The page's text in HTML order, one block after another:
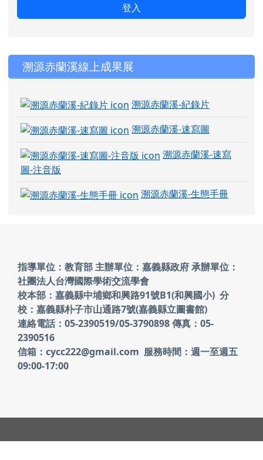
登入
右邊區域內容
溯源赤蘭溪線上成果展
溯源赤蘭溪-紀錄片
溯源赤蘭溪-速寫圖
溯源赤蘭溪-速寫
圖-注音版
溯源赤蘭溪-生態手冊
頁尾區域內容
指導單位：教育部 主辦單位：嘉義縣政府承辦單位：
社團法人台灣國際學術交流學會
校本部：嘉義縣中埔鄉和興路91號B1(和興國小) 分
校：嘉義縣朴子市山通路7號(嘉義縣立圖書館)
連絡電話：05-2390519/05-3790898 傳真：05-
2390516
信箱：cycc222@gmail.com 服務時間：週一至週五
09:00-17:00